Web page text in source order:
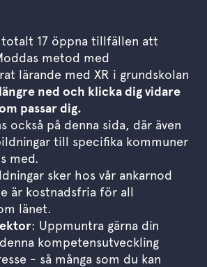
17 öppna tillfällen att
metod med
lärande med XR i grundskolan
ned och klicka dig vidare
passar dig.
också på denna sida, där även
till specifika kommuner
med.
sker hos vår ankarnod
är kostnadsfria för all
länet.
: Uppmuntra gärna din
kompetensutveckling
- så många som du kan